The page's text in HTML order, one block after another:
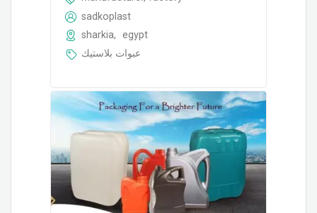
sadkoplast
sharkia,
egypt
عبوات بلاستيك